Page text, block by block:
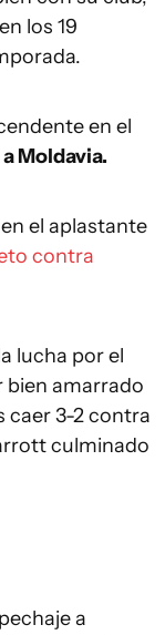
los 19
en el
Moldavia.
el aplastante
contra
lucha por el
bien amarrado
caer 3-2 contra
culminado
a